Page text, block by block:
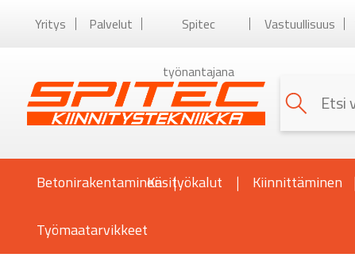
Yritys Palvelut Spitec
työnantajana
Vastuullisuus
BetonirakentaminenKäsityökalut Kiinnittäminen
Työmaatarvikkeet